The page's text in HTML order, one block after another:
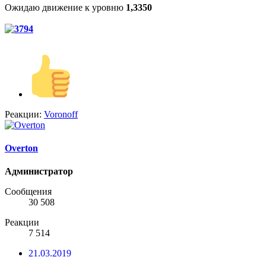
Ожидаю движение к уровню 1,3350
Реакции: Voronoff
Overton
Администратор
Сообщения
30 508
Реакции
7 514
21.03.2019